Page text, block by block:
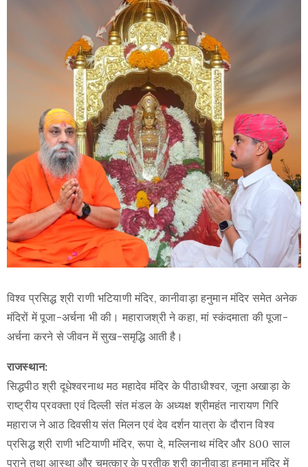
Use
विश्व प्रसिद्ध श्री राणी भटियाणी मंदिर, कानीवाड़ा हनुमान मंदिर समेत अनेक
मंदिरों में पूजा-अर्चना भी की। महाराजश्री ने कहा, मां स्कंदमाता की पूजा-
अर्चना करने से जीवन में सुख-समृद्धि आती है।
राजस्थान:
सिद्धपीठ श्री दूधेश्वरनाथ मठ महादेव मंदिर के पीठाधीश्वर, जूना अखाड़ा के
राष्ट्रीय प्रवक्ता एवं दिल्ली संत मंडल के अध्यक्ष श्रीमहंत नारायण गिरि
महाराज ने आठ दिवसीय संत मिलन एवं देव दर्शन यात्रा के दौरान विश्व
प्रसिद्ध श्री राणी भटियाणी मंदिर, रूपा दे, मल्लिनाथ मंदिर और 800 साल
पुराने तथा आस्था और चमत्कार के प्रतीक श्री कानीवाड़ा हनुमान मंदिर में